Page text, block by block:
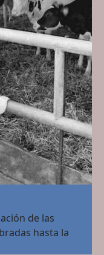
de las
hasta la